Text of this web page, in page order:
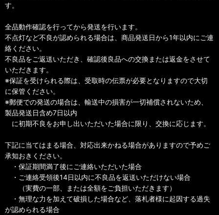
す。
全品動作確認を行ってから発送を行います。
不点灯など不良が認められる場合は、商品発送日から1年以内にご連
絡ください。
不良品をご返送いただき、確認後良品への交換または返金をさせて
いただきます。
※保証を受けられる際は、受取時の伝票が必要となりますので大切
に保管ください。
※郵便での発送の場合は、輸送中の損害が一切補償されないため、
製品発送日含め7日以内
に初期不良をお申し出いただいた場合に限り、交換に応じます。
下記に当てはまる場合、対応出来かねる場合がありますので予めご
承知おきください。
・保証期間満了後にご連絡いただいた場合
・ご連絡受領後14日以内に不良品を返送いただけない場合
（実費の一部、または全額をご負担いただきます）
・無理な力を加えて破損した場合など、落札者様に起因する過失
が認められる場合